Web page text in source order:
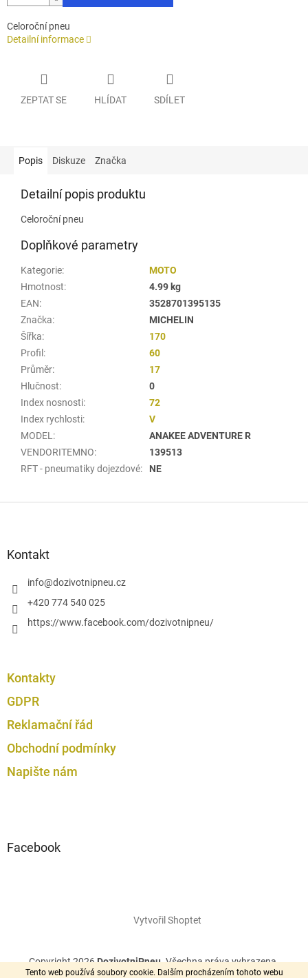
Tento web používá soubory cookie. Dalším procházením tohoto webu
Celoroční pneu
Detailní informace
ZEPTAT SE HLÍDAT SDÍLET
Popis Diskuze Značka
Detailní popis produktu
Celoroční pneu
Doplňkové parametry
Kategorie:
MOTO
Hmotnost:
4.99 kg
EAN:
3528701395135
Značka:
MICHELIN
Šířka:
170
Profil :
60
Průměr:
17
Hlučnost:
0
Index nosnosti:
72
Index rychlosti:
V
MODEL :
ANAKEE ADVENTURE R
VENDORITEMNO:
139513
RFT - pneumatiky dojezdové: NE
Kontakt
info@dozivotnipneu.cz
+420 774 540 025
https://www.facebook.com/dozivotnipneu/
Kontakty
GDPR
Reklamační řád
Obchodní podmínky
Napište nám
Facebook
Vytvořil Shoptet
Copyright 2026DozivotniPneu. Všechna práva vyhrazena.